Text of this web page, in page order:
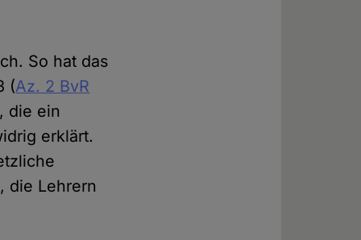
So hat das
(Az. 2 BvR
die ein
erklärt.
die Lehrern